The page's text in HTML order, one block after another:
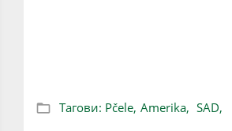
Тагови: Pčele, Amerika, SAD,